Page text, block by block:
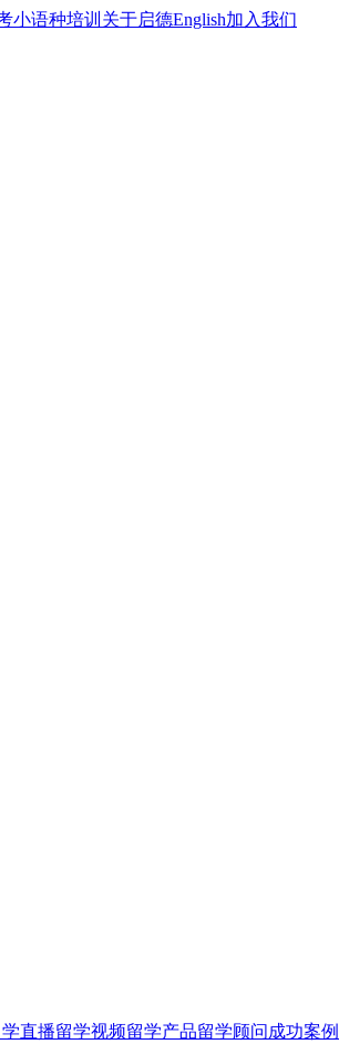
小语种培训 关于启德English加入我们
直播留学视频留学产品留学顾问 成功案例